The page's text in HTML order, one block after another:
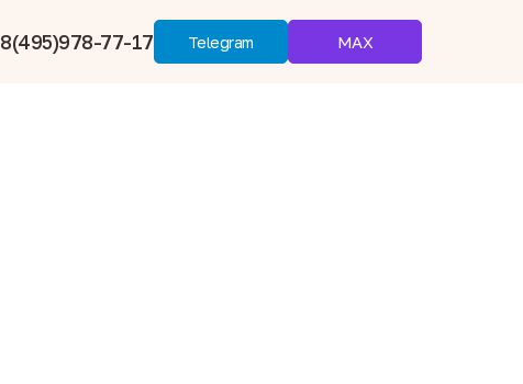
8(495)978-77-17 Telegram MAX